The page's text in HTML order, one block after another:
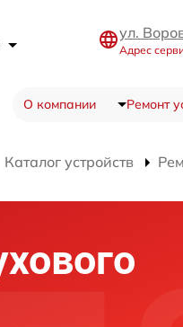
ул.
Адрес
О компании Ремонт
Каталог устройств